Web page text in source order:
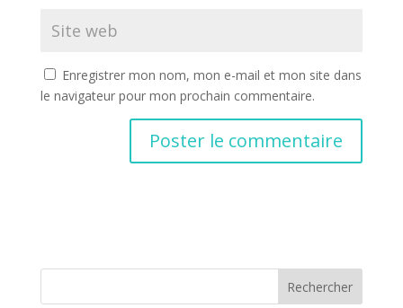
Enregistrer mon nom, mon e-mail et mon site dans
le navigateur pour mon prochain commentaire.
Rechercher